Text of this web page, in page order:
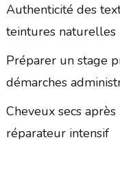
Authenticité des
teintures naturelles
Préparer un stage
démarches
Cheveux secs
réparateur intensif